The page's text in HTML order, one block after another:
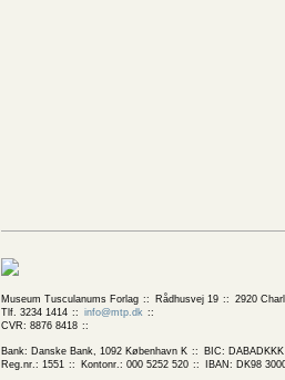
Museum Tusculanums Forlag Rådhusvej 19
2920
Tlf. 3234 1414
info@mtp.dk
CVR: 8876 8418
Bank: Danske Bank, 1092 København K
BIC: DABADKKK
Reg.nr.: 1551
Kontonr.: 000 5252 520 IBAN: DK98